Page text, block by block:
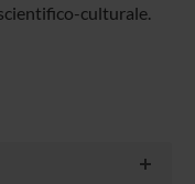
culturale.